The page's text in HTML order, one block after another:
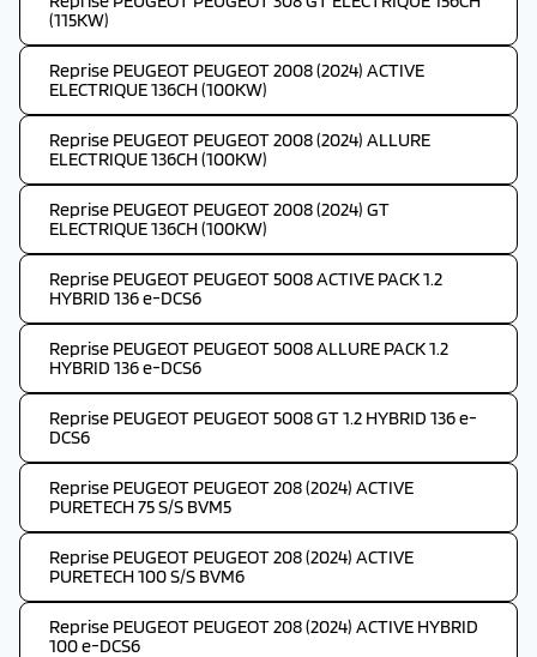
(115KW)
Reprise PEUGEOT PEUGEOT 2008 (2024) ACTIVE
ELECTRIQUE 136CH (100KW)
Reprise PEUGEOT PEUGEOT 2008 (2024) ALLURE
ELECTRIQUE 136CH (100KW)
Reprise PEUGEOT PEUGEOT 2008 (2024) GT
ELECTRIQUE 136CH (100KW)
Reprise PEUGEOT PEUGEOT 5008 ACTIVE PACK 1.2
HYBRID 136 e-DCS6
Reprise PEUGEOT PEUGEOT 5008 ALLURE PACK 1.2
HYBRID 136 e-DCS6
Reprise PEUGEOT PEUGEOT 5008 GT 1.2 HYBRID 136 e-
DCS6
Reprise PEUGEOT PEUGEOT 208 (2024) ACTIVE
PURETECH 75 S/S BVM5
Reprise PEUGEOT PEUGEOT 208 (2024) ACTIVE
PURETECH 100 S/S BVM6
Reprise PEUGEOT PEUGEOT 208 (2024) ACTIVE HYBRID
100 e-DCS6